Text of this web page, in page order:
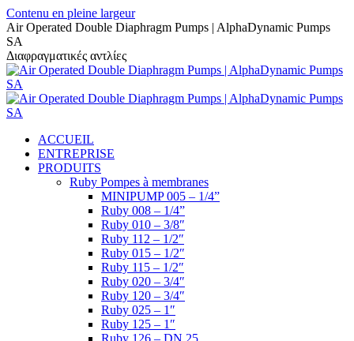
Contenu en pleine largeur
Air Operated Double Diaphragm Pumps | AlphaDynamic Pumps
SA
Διαφραγματικές αντλίες
ACCUEIL
ENTREPRISE
PRODUITS
Ruby Pompes à membranes
MINIPUMP 005 – 1/4”
Ruby 008 – 1/4”
Ruby 010 – 3/8″
Ruby 112 – 1/2″
Ruby 015 – 1/2″
Ruby 115 – 1/2″
Ruby 020 – 3/4″
Ruby 120 – 3/4″
Ruby 025 – 1″
Ruby 125 – 1″
Ruby 126 – DN 25